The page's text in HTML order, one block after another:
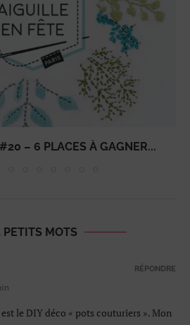
– 6 PLACES À GAGNER...
PETITS MOTS
le DIY déco « pots couturiers ». Mon
RÉPONDRE